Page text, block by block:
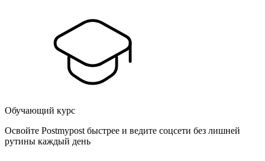
Обучающий курс
Освойте Postmypost быстрее и ведите соцсети без лишней
рутины каждый день